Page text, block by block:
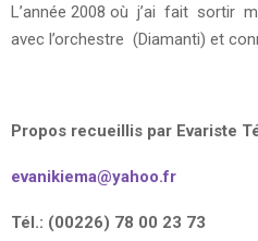
L’année 2008 où j’ai fait sortir
avec l’orchestre (Diamanti) et
Propos recueillis par Evariste
evanikiema@yahoo.fr
Tél.: (00226) 78 00 23 73